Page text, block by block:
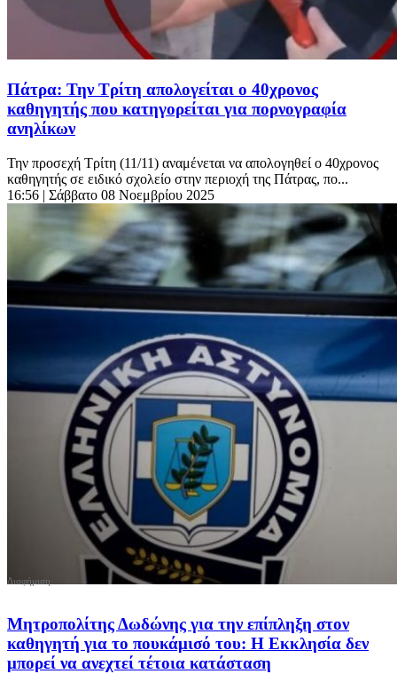
Πάτρα: Την Τρίτη απολογείται ο 40χρονος
καθηγητής που κατηγορείται για πορνογραφία
ανηλίκων
Την προσεχή Τρίτη (11/11) αναμένεται να απολογηθεί ο 40χρονος
καθηγητής σε ειδικό σχολείο στην περιοχή της Πάτρας, πο...
16:56 | Σάββατο 08 Νοεμβρίου 2025
Μητροπολίτης Δωδώνης για την επίπληξη στον
καθηγητή για το πουκάμισό του: Η Εκκλησία δεν
μπορεί να ανεχτεί τέτοια κατάσταση